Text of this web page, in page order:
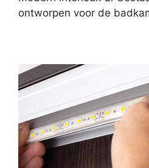
ontworpen voor de